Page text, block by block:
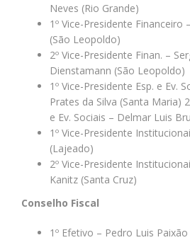
Neves (Rio Grande)
1º Vice-Presidente Financeiro
(São Leopoldo)
2º Vice-Presidente Finan. –
Dienstamann (São Leopoldo)
1º Vice-Presidente Esp. e Ev.
Prates da Silva (Santa Maria)
e Ev. Sociais – Delmar Luis
1º Vice-Presidente
(Lajeado)
2º Vice-Presidente
Kanitz (Santa Cruz)
Conselho Fiscal
1º Efetivo – Pedro Luis